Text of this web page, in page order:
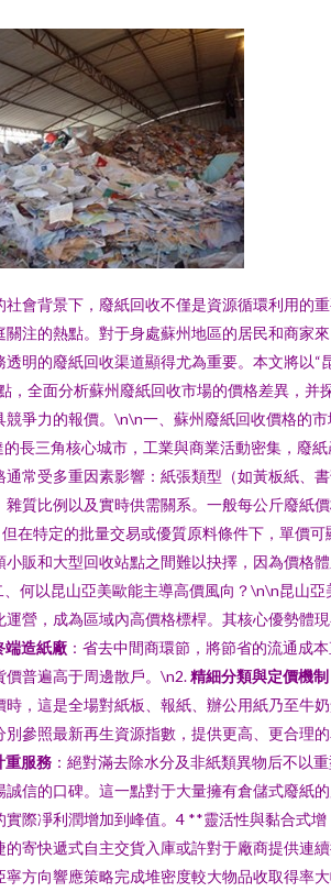
會背景下，廢紙回收不僅是資源循環利用的
注的熱點。對于身處蘇州地區的居民和商家來
明的廢紙回收渠道顯得尤為重要。本文將以“
，全面分析蘇州廢紙回收市場的價格差異，并
競爭力的報價。\n\n一、蘇州廢紙回收價格的市
長三角核心城市，工業與商業活動密集，廢紙
常受多重因素影響：紙張類型（如黃板紙、
質比例以及實時供需關系。一般每公斤廢紙
在特定的批量交易或優質原料條件下，單價可
販和大型回收站點之間難以抉擇，因為價格
何以昆山亞美歐能主導高價風向？\n\n昆山亞
營，成為區域內高價格標桿。其核心優勢體
端造紙廠 ：省去中間商環節，將節省的流通成
普遍高于周邊散戶。\n2.精細分類與定價機制
時，這是全場對紙板、報紙、辦公用紙乃至牛
參照最新再生資源指數，提供更高、更合理
重服務 ：絕對滿去除水分及非紙類異物后不以
信的口碑。這一點對于大量擁有倉儲式廢紙
實際凈利潤增加到峰值。4 **靈活性與黏合式增
寄快遞式自主交貨入庫或許對于廠商提供連
方向響應策略完成堆密度較大物品收取得率